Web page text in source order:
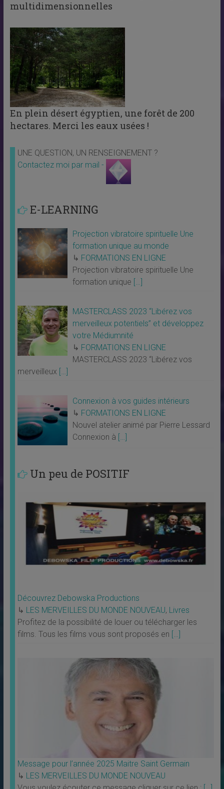
multidimensionnelles
En plein désert égyptien, une forêt de 200
hectares. Merci les eaux usées !
UNE QUESTION, UN RENSEIGNEMENT ?
Contactez moi par mail -
E-LEARNING
Projection vibratoire spirituelle Une
formation unique au monde
↳ FORMATIONS EN LIGNE
Projection vibratoire spirituelle Une
formation unique […]
MASTERCLASS 2023 “Libérez vos
merveilleux potentiels” et développez
votre Médiumnité
↳ FORMATIONS EN LIGNE
MASTERCLASS 2023 “Libérez vos
merveilleux […]
Connexion à vos guides intérieurs
↳ FORMATIONS EN LIGNE
Nouvel atelier animé par Pierre Lessard
Connexion à […]
Un peu de POSITIF
Découvrez Debowska Productions
↳ LES MERVEILLES DU MONDE NOUVEAU, Livres
Profitez de la possibilité de louer ou télécharger les
films. Tous les films vous sont proposés en […]
Message pour l’année 2025 Maitre Saint Germain
↳ LES MERVEILLES DU MONDE NOUVEAU